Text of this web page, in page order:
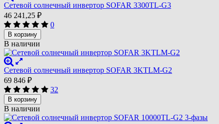
Сетевой солнечный инвертор SOFAR 3300TL-G3
46 241,25 ₽
0
В корзину
В наличии
Сетевой солнечный инвертор SOFAR 3KTLM-G2
69 846 ₽
32
В корзину
В наличии